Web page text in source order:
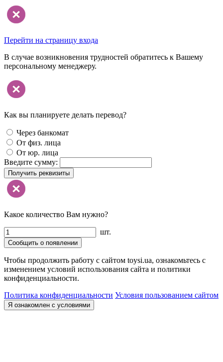
Перейти на страницу входа
В случае возникновения трудностей обратитесь к Вашему
персональному менеджеру.
Как вы планируете делать перевод?
Через банкомат
От физ. лица
От юр. лица
Введите сумму:
Получить реквизиты
Какое количество Вам нужно?
шт.
Сообщить о появлении
Чтобы продолжить работу с сайтом toysi.ua, ознакомьтесь с
изменением условий использования сайта и политики
конфиденциальности.
Политика конфиденциальности Условия пользованием сайтом
Я ознакомлен с условиями